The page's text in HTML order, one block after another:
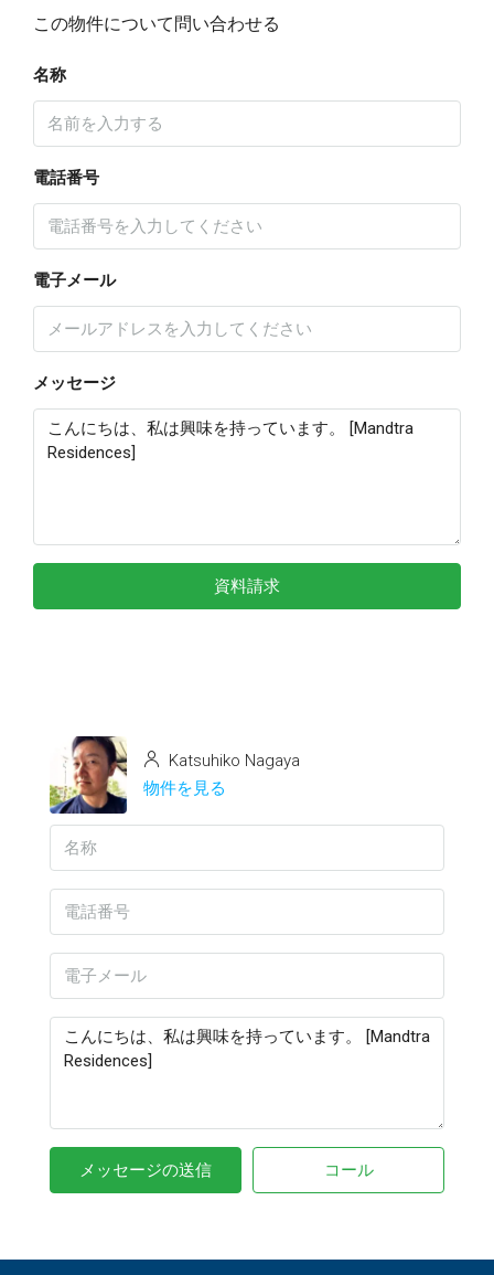
この物件について問い合わせる
名称
電話番号
電子メール
メッセージ
資料請求
Katsuhiko Nagaya
物件を見る
メッセージの送信 コール